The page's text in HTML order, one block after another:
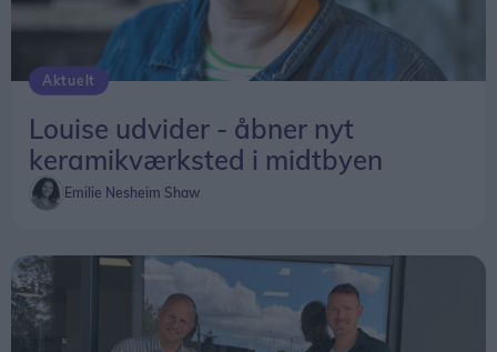
Aktuelt
Louise udvider - åbner nyt
keramikværksted i midtbyen
Emilie Nesheim Shaw